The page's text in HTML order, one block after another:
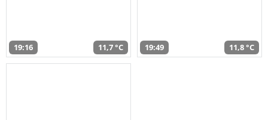
19:16 11,7 °C 19:49 11,8 °C